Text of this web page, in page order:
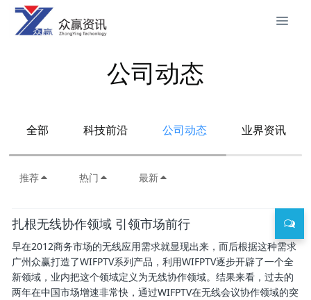
公司动态
全部 科技前沿 公司动态 业界资讯
推荐 热门 最新
扎根无线协作领域 引领市场前行
早在2012商务市场的无线应用需求就显现出来，而后根据这种需求
广州众赢打造了WIFPTV系列产品，利用WIFPTV逐步开辟了一个全
新领域，业内把这个领域定义为无线协作领域。结果来看，过去的
两年在中国市场增速非常快，通过WIFPTV在无线会议协作领域的突